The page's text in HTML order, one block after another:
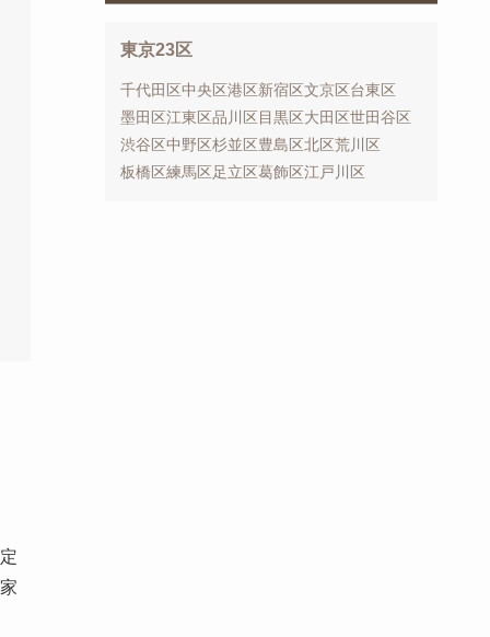
東京23区
千代田区中央区港区新宿区文京区台東区
墨田区江東区品川区目黒区大田区世田谷区
渋谷区中野区杉並区豊島区北区荒川区
板橋区練馬区足立区葛飾区江戸川区